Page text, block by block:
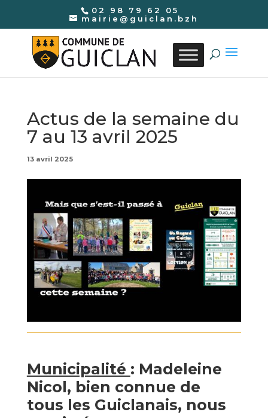
02 98 79 62 05
mairie@guiclan.bzh
Actus de la semaine du
7 au 13 avril 2025
13 avril 2025
Municipalité : Madeleine
Nicol, bien connue de
tous les Guiclanais, nous